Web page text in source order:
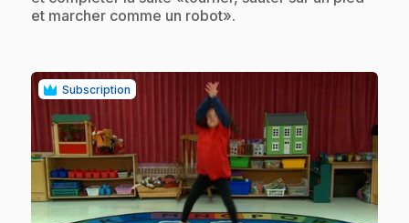
et marcher comme un robot».
Subscription